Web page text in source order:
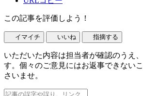
この記事を評価しよう！
イマイチ いいね 指摘する
いただいた内容は担当者が確認のうえ
す。個々のご意見にはお返事できない
さいませ。